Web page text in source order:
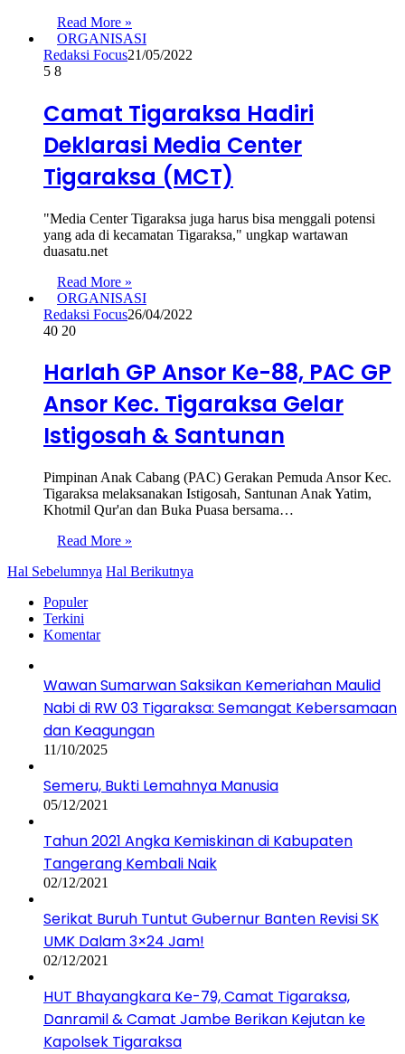
Read More »
ORGANISASI
Redaksi Focus21/05/2022
5 8
Camat Tigaraksa Hadiri
Deklarasi Media Center
Tigaraksa (MCT)
"Media Center Tigaraksa juga harus bisa menggali potensi
yang ada di kecamatan Tigaraksa," ungkap wartawan
duasatu.net
Read More »
ORGANISASI
Redaksi Focus26/04/2022
40 20
Harlah GP Ansor Ke-88, PAC GP
Ansor Kec. Tigaraksa Gelar
Istigosah & Santunan
Pimpinan Anak Cabang (PAC) Gerakan Pemuda Ansor Kec.
Tigaraksa melaksanakan Istigosah, Santunan Anak Yatim,
Khotmil Qur'an dan Buka Puasa bersama…
Read More »
Hal Sebelumnya Hal Berikutnya
Populer
Terkini
Komentar
Wawan Sumarwan Saksikan Kemeriahan Maulid
Nabi di RW 03 Tigaraksa: Semangat Kebersamaan
dan Keagungan
11/10/2025
Semeru, Bukti Lemahnya Manusia
05/12/2021
Tahun 2021 Angka Kemiskinan di Kabupaten
Tangerang Kembali Naik
02/12/2021
Serikat Buruh Tuntut Gubernur Banten Revisi SK
UMK Dalam 3×24 Jam!
02/12/2021
HUT Bhayangkara Ke-79, Camat Tigaraksa,
Danramil & Camat Jambe Berikan Kejutan ke
Kapolsek Tigaraksa